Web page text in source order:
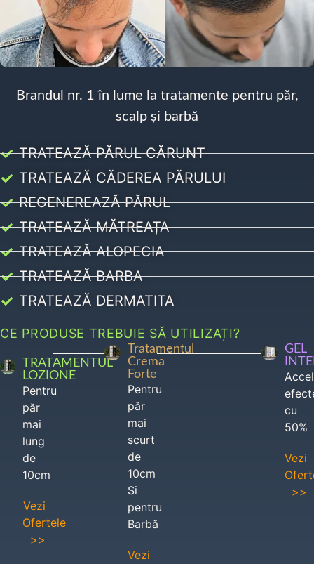
Brandul nr. 1 în lume la tratamente pentru păr,
scalp și barbă
TRATEAZĂ PĂRUL CĂRUNT
TRATEAZĂ CĂDEREA PĂRULUI
REGENEREAZĂ PĂRUL
TRATEAZĂ MĂTREAȚA
TRATEAZĂ ALOPECIA
TRATEAZĂ BARBA
TRATEAZĂ DERMATITA
CE PRODUSE TREBUIE SĂ UTILIZAȚI?
TRATAMENTUL
LOZIONE
Pentru
păr
mai
lung
de
10cm
Vezi
Ofertele
>>
Tratamentul
Crema
Forte
Pentru
păr
mai
scurt
de
10cm
Si
pentru
Barbă
Vezi
GEL
cu
50%
Vezi
>>